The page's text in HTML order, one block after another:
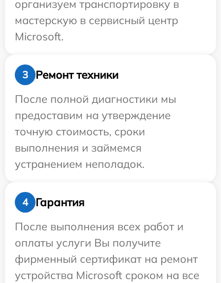
организуем транспортировку в
мастерскую в сервисный центр
Microsoft.
3
Ремонт техники
После полной диагностики мы
предоставим на утверждение
точную стоимость, сроки
выполнения и займемся
устранением неполадок.
4
Гарантия
После выполнения всех работ и
оплаты услуги Вы получите
фирменный сертификат на ремонт
устройства Microsoft сроком на все